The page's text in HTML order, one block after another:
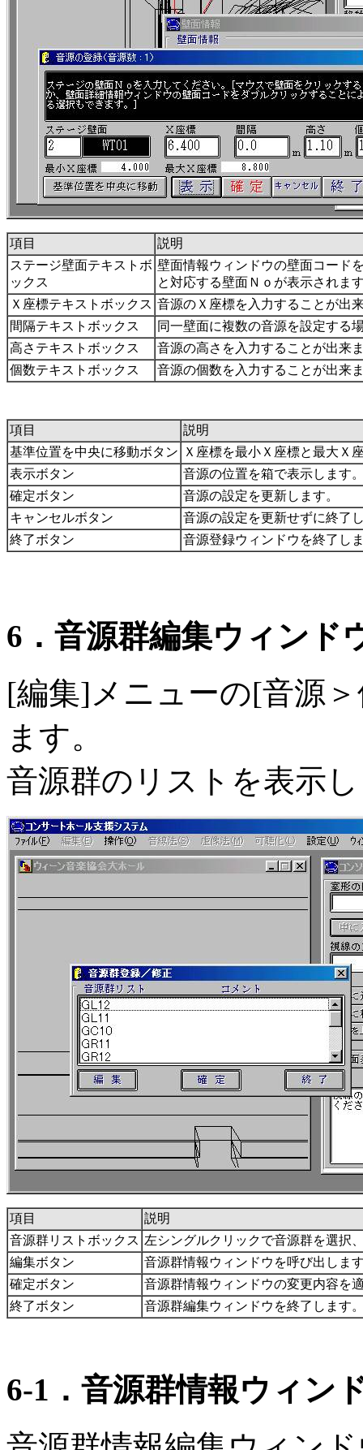
項目
説明
ステージ壁面テキストボ
ックス
壁面情報ウィンドウの壁面コード
と対応する壁面Ｎｏが表示されま
Ｘ座標テキストボックス 音源のＸ座標を入力することが出
間隔テキストボックス
同一壁面に複数の音源を設定する
高さテキストボックス
音源の高さを入力することが出来
個数テキストボックス
音源の個数を入力することが出来
項目
説明
基準位置を中央に移動ボタン
Ｘ座標を最小Ｘ座標と最大Ｘ
表示ボタン
音源の位置を箱で表示します
確定ボタン
音源の設定を更新します。
キャンセルボタン
音源の設定を更新せずに終了
終了ボタン
音源登録ウィンドウを終了し
6．音源群編集ウィンド
[編集]メニューの[音源
ます。
音源群のリストを表示
項目
説明
音源群リストボックス 左シングルクリックで音源群を選択
編集ボタン
音源群情報ウィンドウを呼び出しま
確定ボタン
音源群情報ウィンドウの変更内容を
終了ボタン
音源群編集ウィンドウを終了します
6-1．音源群情報ウィン